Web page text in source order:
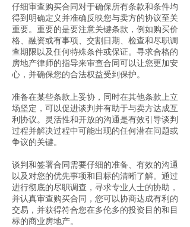
仔细审查购买合同对于确保所有条款和条件均
得到明确定义并准确反映您与卖方的协议至关
重要。重要的是要注意关键条款，例如购买价
格、融资或有事项、交割日期、检查和尽职调
查期限以及任何特殊条件或保证。寻求合格的
房地产律师的指导来审查合同可以让您更加安
心，并确保您的合法权益受到保护。
准备在某些条款上妥协，同时在其他条款上立
场坚定，可以促进谈判并有助于与卖方达成互
利协议。灵活性和开放的沟通是有效引导谈判
过程并解决过程中可能出现的任何潜在问题或
争议的关键。
谈判和签署合同需要仔细的准备、有效的沟通
以及对您的优先事项和目标的清晰了解。通过
进行彻底的尽职调查，寻求专业人士的协助，
并认真审查购买合同，您可以协商达成有利的
交易，并获得符合您在多伦多的投资目的和目
标的商业房地产。